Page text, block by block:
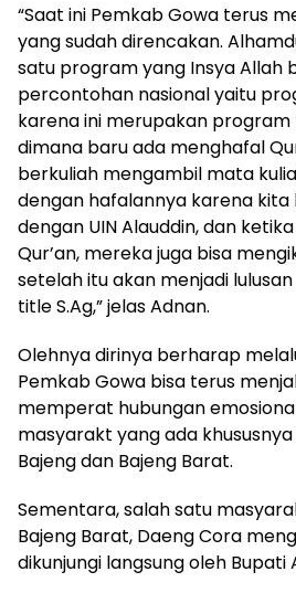
“Saat ini Pemkab Gowa terus
yang sudah direncakan.
satu program yang Insya Allah
percontohan nasional yaitu
karena ini merupakan program
dimana baru ada menghafal
berkuliah mengambil mata
dengan hafalannya karena
dengan UIN Alauddin, dan
Qur’an, mereka juga bisa
setelah itu akan menjadi
title S.Ag,” jelas Adnan.
Olehnya dirinya berharap
Pemkab Gowa bisa terus
memperat hubungan
masyarakt yang ada
Bajeng dan Bajeng Barat.
Sementara, salah satu
Bajeng Barat, Daeng Cora
dikunjungi langsung oleh Bupati